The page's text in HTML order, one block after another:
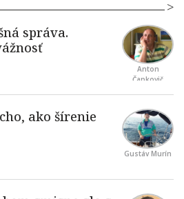
Anton
Čapkovič
Gustáv Murín